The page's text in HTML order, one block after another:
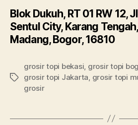
Blok Dukuh, RT 01 RW 12,
Sentul City, Karang
Madang, Bogor, 16810
Tags
grosir topi bekasi grosir topi
grosir topi Jakarta grosir topi
grosir